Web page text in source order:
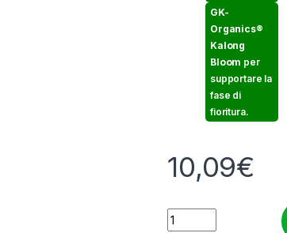
GK-
Organics®
Kalong
Bloom per
supportare la
fase di
fioritura.
10,09€
GUANO KALONG -